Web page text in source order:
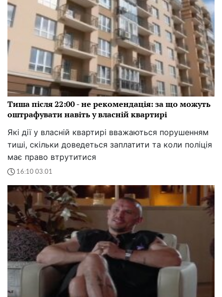
Тиша після 22:00 - не рекомендація: за що можуть
оштрафувати навіть у власній квартирі
Які дії у власній квартирі вважаються порушенням
тиші, скільки доведеться заплатити та коли поліція
має право втрутитися
16:10 03.01